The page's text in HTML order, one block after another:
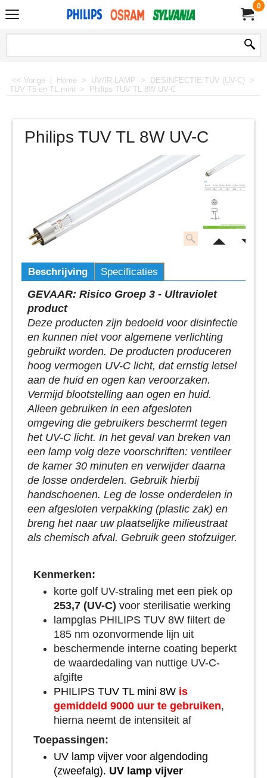
0
<< Vorige Home > UV/IR LAMP > DESINFECTIE TUV (UV-C) >
TUV T5 en TL mini > Philips TUV TL 8W UV-C
Philips TUV TL 8W UV-C
Beschrijving Specificaties
GEVAAR: Risico Groep 3 - Ultraviolet
product
Deze producten zijn bedoeld voor disinfectie
en kunnen niet voor algemene verlichting
gebruikt worden. De producten produceren
hoog vermogen UV-C licht, dat ernstig letsel
aan de huid en ogen kan veroorzaken.
Vermijd blootstelling aan ogen en huid.
Alleen gebruiken in een afgesloten
omgeving die gebruikers beschermt tegen
het UV-C licht. In het geval van breken van
een lamp volg deze voorschriften: ventileer
de kamer 30 minuten en verwijder daarna
de losse onderdelen. Gebruik hierbij
handschoenen. Leg de losse onderdelen in
een afgesloten verpakking (plastic zak) en
breng het naar uw plaatselijke milieustraat
als chemisch afval. Gebruik geen stofzuiger.
Kenmerken:
korte golf UV-straling met een piek op
253,7 (UV-C) voor sterilisatie werking
lampglas PHILIPS TUV 8W filtert de
185 nm ozonvormende lijn uit
beschermende interne coating beperkt
de waardedaling van nuttige UV-C-
afgifte
PHILIPS TUV TL mini 8W is
gemiddeld 9000 uur te gebruiken,
hierna neemt de intensiteit af
Toepassingen:
UV lamp vijver voor algendoding
(zweefalg). UV lamp vijver